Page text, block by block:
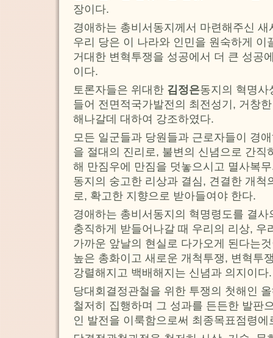
장이다.
경애하는 총비서동지께서 마련해주신
우리 당은 이 나라와 인민을 원숙하게 이
거대한 변혁투쟁을 성공에서 더 큰 성공
이다.
토론자들은 위대한 김정은동지의 혁명사
들어 전면적국가발전의 최전성기, 거창
해나갈데 대하여 강조하였다.
모든 일군들과 당원들과 근로자들이 경
을 절대의 진리로, 불변의 신념으로 간직
해 만짐우에 만짐을 덧놓으시고 멸사복
동지의 숭고한 리상과 결심, 견결한 개척
로, 확고한 지향으로 받아들여야 한다.
경애하는 총비서동지의 혁명령도를 결
충직하게 받들어나갈 때 우리의 리상, 우
가까운 앞날의 현실로 다가오게 된다는
높은 총화이고 새로운 개척투쟁, 변혁투
강렬해지고 백배해지는 신념과 의지이다.
당대회결정관철을 위한 투쟁의 첫해인
철저히 집행하며 그 성과를 든든한 발판
인 발전을 이룩함으로써 최종목표점령